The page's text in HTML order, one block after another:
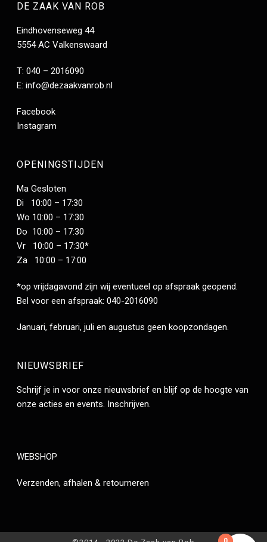
DE ZAAK VAN ROB
Eindhovenseweg 44
5554 AC Valkenswaard
T: 040 – 2016090
E:info@dezaakvanrob.nl
Facebook
Instagram
OPENINGSTIJDEN
Ma Gesloten
Di 10:00 – 17:30
Wo 10:00 – 17:30
Do 10:00 – 17:30
Vr 10:00 – 17:30*
Za 10:00 – 17:00
*op vrijdagavond zijn wij eventueel op afspraak geopend.
Bel voor een afspraak: 040-2016090
Januari, februari, juli en augustus geen koopzondagen.
NIEUWSBRIEF
Schrijf je in voor onze nieuwsbrief en blijf op de hoogte van
onze acties en events. Inschrijven.
WEBSHOP
Verzenden, afhalen & retourneren